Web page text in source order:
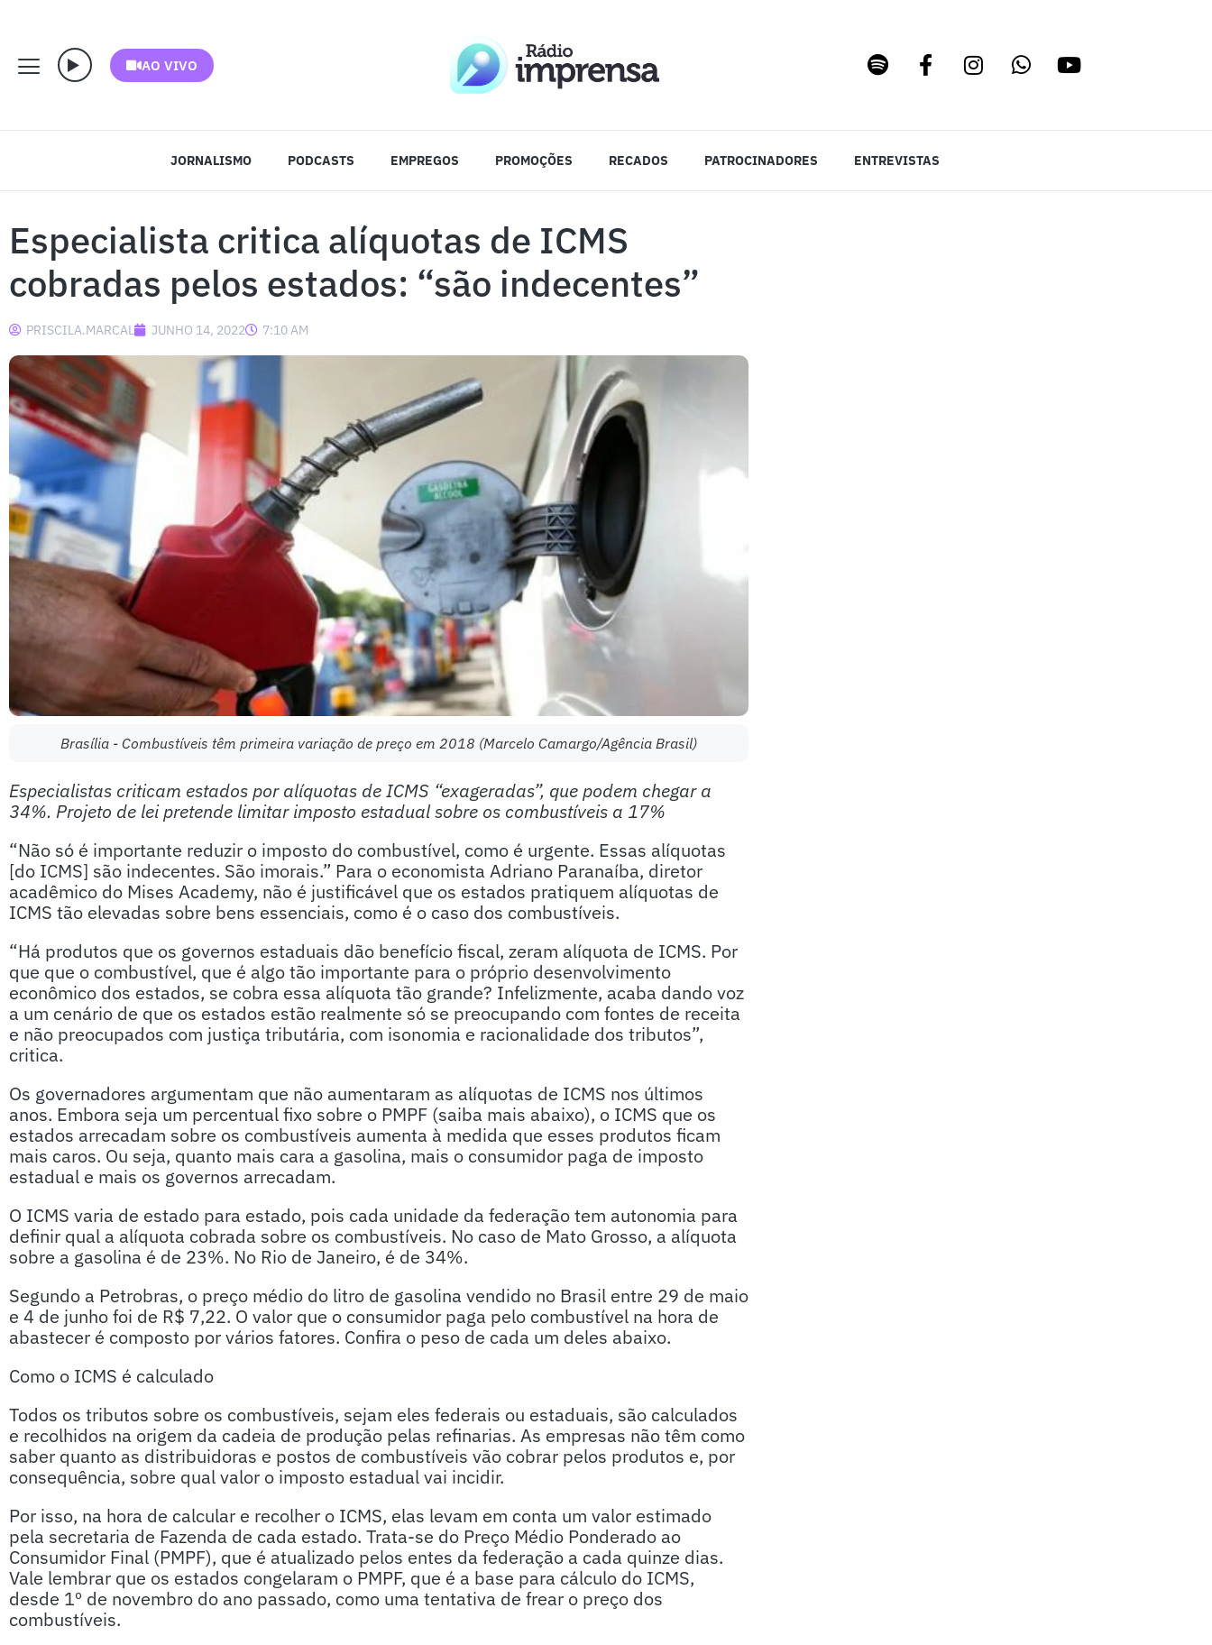
AO VIVO
JORNALISMO PODCASTS EMPREGOS PROMOÇÕES RECADOS PATROCINADORES ENTREVISTAS
Especialista critica alíquotas de ICMS
cobradas pelos estados: “são indecentes”
PRISCILA.MARCAL JUNHO 14, 2022 7:10 AM
Brasília - Combustíveis têm primeira variação de preço em 2018 (Marcelo Camargo/Agência Brasil)
Especialistas criticam estados por alíquotas de ICMS “exageradas”, que podem chegar a
34%. Projeto de lei pretende limitar imposto estadual sobre os combustíveis a 17%
“Não só é importante reduzir o imposto do combustível, como é urgente. Essas alíquotas
[do ICMS] são indecentes. São imorais.” Para o economista Adriano Paranaíba, diretor
acadêmico do Mises Academy, não é justificável que os estados pratiquem alíquotas de
ICMS tão elevadas sobre bens essenciais, como é o caso dos combustíveis.
“Há produtos que os governos estaduais dão benefício fiscal, zeram alíquota de ICMS. Por
que que o combustível, que é algo tão importante para o próprio desenvolvimento
econômico dos estados, se cobra essa alíquota tão grande? Infelizmente, acaba dando voz
a um cenário de que os estados estão realmente só se preocupando com fontes de receita
e não preocupados com justiça tributária, com isonomia e racionalidade dos tributos”,
critica.
Os governadores argumentam que não aumentaram as alíquotas de ICMS nos últimos
anos. Embora seja um percentual fixo sobre o PMPF (saiba mais abaixo), o ICMS que os
estados arrecadam sobre os combustíveis aumenta à medida que esses produtos ficam
mais caros. Ou seja, quanto mais cara a gasolina, mais o consumidor paga de imposto
estadual e mais os governos arrecadam.
O ICMS varia de estado para estado, pois cada unidade da federação tem autonomia para
definir qual a alíquota cobrada sobre os combustíveis. No caso de Mato Grosso, a alíquota
sobre a gasolina é de 23%. No Rio de Janeiro, é de 34%.
Segundo a Petrobras, o preço médio do litro de gasolina vendido no Brasil entre 29 de maio
e 4 de junho foi de R$ 7,22. O valor que o consumidor paga pelo combustível na hora de
abastecer é composto por vários fatores. Confira o peso de cada um deles abaixo.
Como o ICMS é calculado
Todos os tributos sobre os combustíveis, sejam eles federais ou estaduais, são calculados
e recolhidos na origem da cadeia de produção pelas refinarias. As empresas não têm como
saber quanto as distribuidoras e postos de combustíveis vão cobrar pelos produtos e, por
consequência, sobre qual valor o imposto estadual vai incidir.
Por isso, na hora de calcular e recolher o ICMS, elas levam em conta um valor estimado
pela secretaria de Fazenda de cada estado. Trata-se do Preço Médio Ponderado ao
Consumidor Final (PMPF), que é atualizado pelos entes da federação a cada quinze dias.
Vale lembrar que os estados congelaram o PMPF, que é a base para cálculo do ICMS,
desde 1º de novembro do ano passado, como uma tentativa de frear o preço dos
combustíveis.